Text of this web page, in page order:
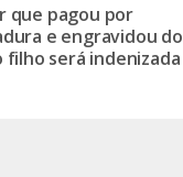
que pagou por
e engravidou do
filho será indenizada